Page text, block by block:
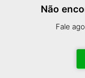
Não
Fale